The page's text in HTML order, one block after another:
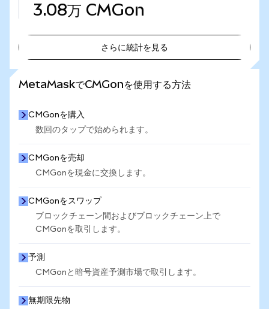
3.08万 CMGon
さらに統計を見る
MetaMaskでCMGonを使用する方法
CMGonを購入
数回のタップで始められます。
CMGonを売却
CMGonを現金に交換します。
CMGonをスワップ
ブロックチェーン間およびブロックチェーン上で
CMGonを取引します。
予測
CMGonと暗号資産予測市場で取引します。
無期限先物